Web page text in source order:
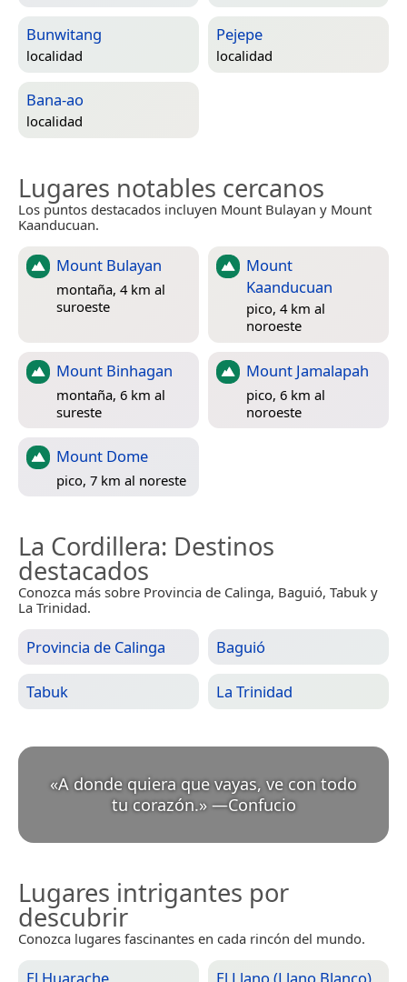
Bunwitang
localidad
Pejepe
localidad
Bana-ao
localidad
Lugares notables cercanos
Los puntos destacados incluyen Mount Bulayan y Mount
Kaanducuan.
Mount Bulayan
montaña, 4 km al
suroeste
Mount
Kaanducuan
pico, 4 km al
noroeste
Mount Binhagan
montaña, 6 km al
sureste
Mount Jamalapah
pico, 6 km al
noroeste
Mount Dome
pico, 7 km al noreste
La Cordillera: Destinos
destacados
Conozca más sobre Provincia de Calinga, Baguió, Tabuk y
La Trinidad.
Provincia de Calinga Baguió
Tabuk La Trinidad
«A donde quiera que vayas, ve con todo
tu corazón.» —Confucio
Lugares intrigantes por
descubrir
Conozca lugares fascinantes en cada rincón del mundo.